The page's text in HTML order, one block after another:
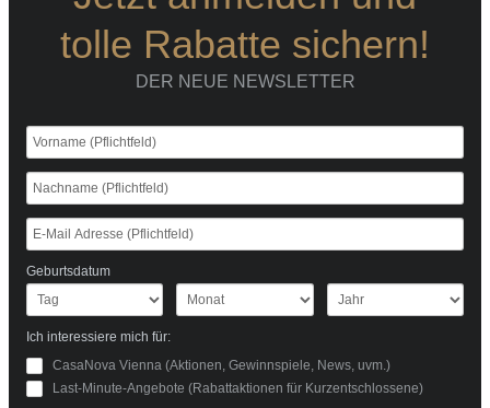
tolle Rabatte sichern!
DER NEUE NEWSLETTER
Geburtsdatum
Ich interessiere mich für:
CasaNova Vienna (Aktionen, Gewinnspiele, News, uvm.)
Last-Minute-Angebote (Rabattaktionen für Kurzentschlossene)